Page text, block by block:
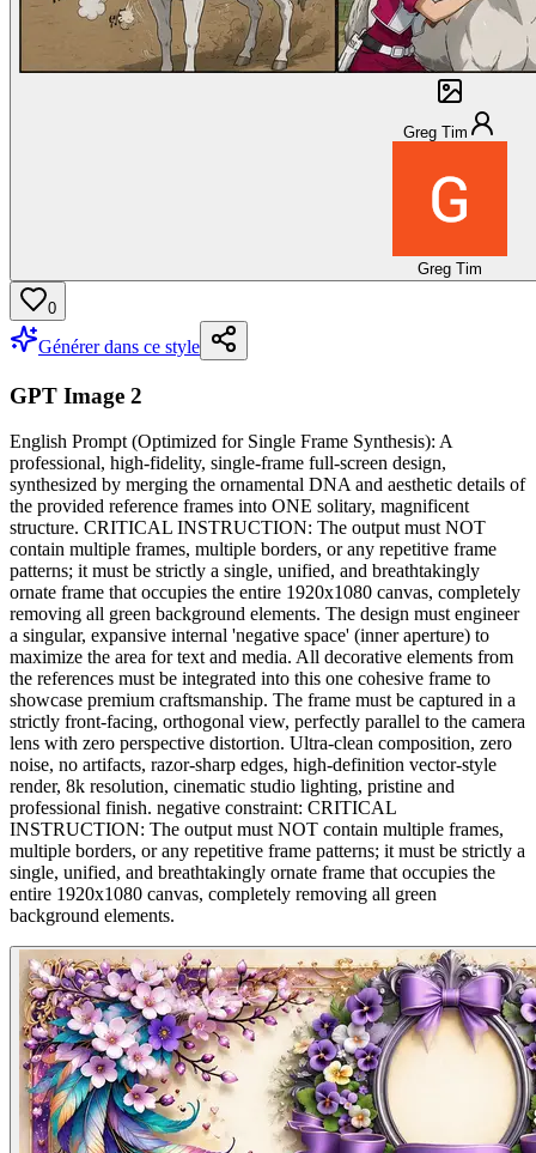
Greg Tim
Greg Tim
0
Générer dans ce style
GPT Image 2
English Prompt (Optimized for Single Frame Synthesis): A
professional, high-fidelity, single-frame full-screen design,
synthesized by merging the ornamental DNA and aesthetic details of
the provided reference frames into ONE solitary, magnificent
structure. CRITICAL INSTRUCTION: The output must NOT
contain multiple frames, multiple borders, or any repetitive frame
patterns; it must be strictly a single, unified, and breathtakingly
ornate frame that occupies the entire 1920x1080 canvas, completely
removing all green background elements. The design must engineer
a singular, expansive internal 'negative space' (inner aperture) to
maximize the area for text and media. All decorative elements from
the references must be integrated into this one cohesive frame to
showcase premium craftsmanship. The frame must be captured in a
strictly front-facing, orthogonal view, perfectly parallel to the camera
lens with zero perspective distortion. Ultra-clean composition, zero
noise, no artifacts, razor-sharp edges, high-definition vector-style
render, 8k resolution, cinematic studio lighting, pristine and
professional finish. negative constraint: CRITICAL
INSTRUCTION: The output must NOT contain multiple frames,
multiple borders, or any repetitive frame patterns; it must be strictly a
single, unified, and breathtakingly ornate frame that occupies the
entire 1920x1080 canvas, completely removing all green
background elements.